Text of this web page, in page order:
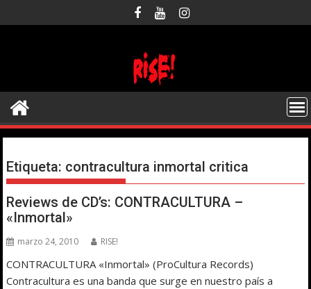
al
Etiqueta: contracultura inmortal critica
Reviews de CD’s: CONTRACULTURA –
«Inmortal»
marzo 24, 2010 RISE!
CONTRACULTURA «Inmortal» (ProCultura Records)
Contracultura es una banda que surge en nuestro país a